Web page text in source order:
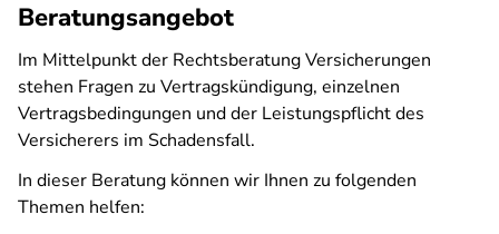
Beratungsangebot
Im Mittelpunkt der Rechtsberatung Versicherungen
stehen Fragen zu Vertragskündigung, einzelnen
Vertragsbedingungen und der Leistungspflicht des
Versicherers im Schadensfall.
In dieser Beratung können wir Ihnen zu folgenden
Themen helfen: